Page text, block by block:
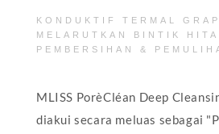
KONDUKTIF TERMAL
MELARUTKAN BINTIK
PEMBERSIHAN &
MLISS PorèCléan Deep
diakui secara meluas sebagai